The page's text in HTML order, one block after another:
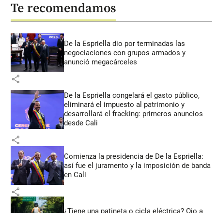
Te recomendamos
De la Espriella dio por terminadas las
negociaciones con grupos armados y
anunció megacárceles
share
De la Espriella congelará el gasto público,
eliminará el impuesto al patrimonio y
desarrollará el fracking: primeros anuncios
desde Cali
share
Comienza la presidencia de De la Espriella:
así fue el juramento y la imposición de banda
en Cali
share
¿Tiene una patineta o cicla eléctrica? Ojo a